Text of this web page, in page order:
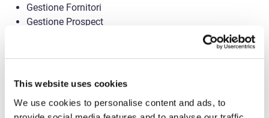
This website uses cookies
We use cookies to personalise content and ads, to
Gestione Fornitori
Gestione Prospect
Dashboard di vendita
Gestione Budget